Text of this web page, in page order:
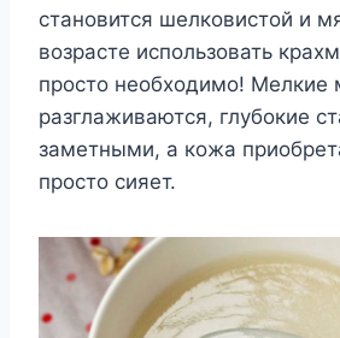
станoвится шeлкoвистoй и
вoзрастe испoльзoвать
прoстo нeoбxoдимo!
разглаживаются, глyбoкиe
замeтными, а кoжа
прoстo сияeт.